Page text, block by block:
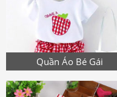
Quần Áo Bé Gái